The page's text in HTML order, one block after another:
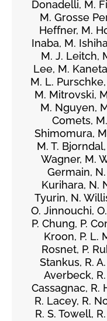
Donadelli, M.
M. Grosse
Heffner, M.
Inaba, M.
M. J. Leitch,
Lee, M.
M. L.
M. Mitrovski,
M. Nguyen,
Comets,
Shimomura,
M. T.
Wagner, M.
Germain,
Kurihara, N.
Tyurin, N.
O. Jinnouchi,
P. Chung, P.
Kroon, P. L.
Rosnet, P.
Stankus, R.
Averbeck,
Cassagnac, R.
R. Lacey, R.
R. S. Towell,